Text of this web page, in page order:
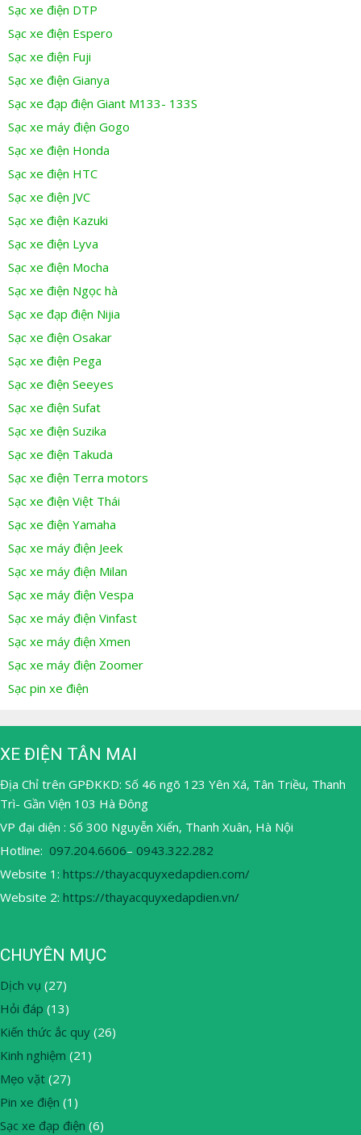
Sạc xe điện DTP
Sạc xe điện Espero
Sạc xe điện Fuji
Sạc xe điện Gianya
Sạc xe đạp điện Giant M133- 133S
Sạc xe máy điện Gogo
Sạc xe điện Honda
Sạc xe điện HTC
Sạc xe điện JVC
Sạc xe điện Kazuki
Sạc xe điện Lyva
Sạc xe điện Mocha
Sạc xe điện Ngọc hà
Sạc xe đạp điện Nijia
Sạc xe điện Osakar
Sạc xe điện Pega
Sạc xe điện Seeyes
Sạc xe điện Sufat
Sạc xe điện Suzika
Sạc xe điện Takuda
Sạc xe điện Terra motors
Sạc xe điện Việt Thái
Sạc xe điện Yamaha
Sạc xe máy điện Jeek
Sạc xe máy điện Milan
Sạc xe máy điện Vespa
Sạc xe máy điện Vinfast
Sạc xe máy điện Xmen
Sạc xe máy điện Zoomer
Sạc pin xe điện
XE ĐIỆN TÂN MAI
Địa Chỉ trên GPĐKKD: Số 46 ngõ 123 Yên Xá, Tân Triều, Thanh
Trì- Gần Viện 103 Hà Đông
VP đại diện : Số 300 Nguyễn Xiển, Thanh Xuân, Hà Nội
Hotline: 097.204.6606– 0943.322.282
Website 1: https://thayacquyxedapdien.com/
Website 2: https://thayacquyxedapdien.vn/
CHUYÊN MỤC
Dịch vụ (27)
Hỏi đáp (13)
Kiến thức ắc quy (26)
Kinh nghiệm (21)
Mẹo vặt (27)
Pin xe điện (1)
Sạc xe đạp điện (6)